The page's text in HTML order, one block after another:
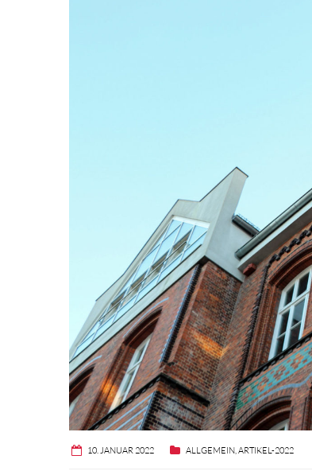
10. JANUAR 2022 ALLGEMEIN,ARTIKEL-2022